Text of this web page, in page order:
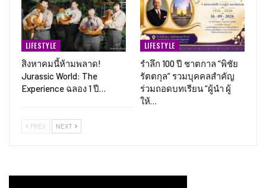
LIFESTYLE
สิงหาคมนี้ห้ามพลาด!
Jurassic World: The
Experience ฉลอง 1 ปี…
LIFESTYLE
รำลึก 100 ปี ชาตกาล “พิชัย
รัตตกุล” รวมบุคคลสำคัญ
ร่วมถอดบทเรียน “ผู้นำ ผู้
ให้…
PREV NEXT